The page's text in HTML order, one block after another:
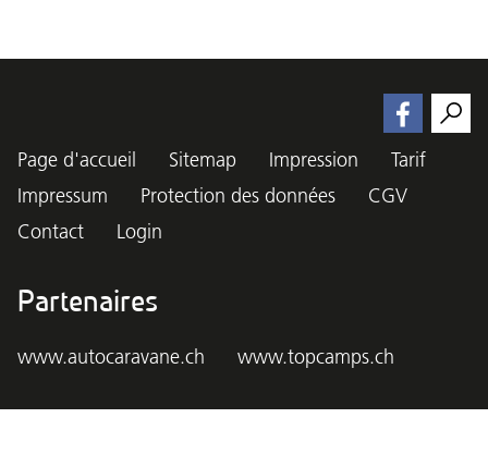
Page d'accueil Sitemap Impression
Tarif
Impressum
Protection des données
CGV
Contact
Login
Partenaires
www.autocaravane.ch www.topcamps.ch